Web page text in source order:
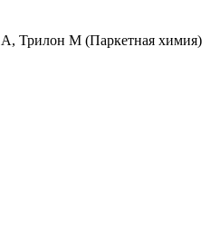
Трилон М (Паркетная химия)